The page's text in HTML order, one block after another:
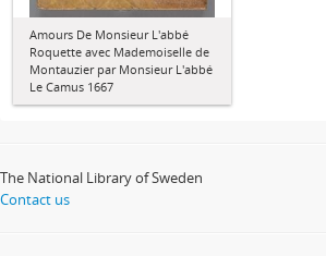
Amours De Monsieur L'abbé
Roquette avec Mademoiselle de
Montauzier par Monsieur L'abbé
Le Camus 1667
The National Library of Sweden
Contact us